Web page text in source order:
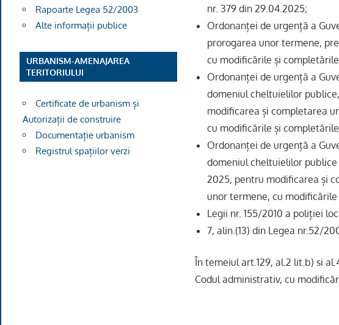
nr. 379 din 29.04.2025;
Ordonanței de urgență a
prorogarea unor termene,
cu modificările și
Ordonanței de urgență a
domeniul cheltuielilor
modificarea și completarea
cu modificările și
Ordonanței de urgență a
domeniul cheltuielilor
2025, pentru modificarea și
unor termene, cu
Legii nr. 155/2010 a poliției
7, alin.(13) din Legea nr.52/
În temeiul art.129, al.2 lit.b) si
Codul administrativ, cu
Rapoarte Legea 52/2003
Alte informații publice
URBANISM-AMENAJAREA
TERITORIULUI
Certificate de urbanism și
Autorizații de construire
Documentație urbanism
Registrul spațiilor verzi